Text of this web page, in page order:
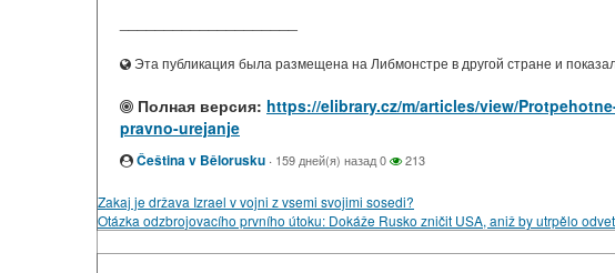
Эта публикация была размещена на Либмонстре в другой стране и
Полная версия: https://elibrary.cz/m/articles/view/
pravno-urejanje
Čeština v Bělorusku · 159 дней(я) назад0 213
Zakaj je država Izrael v vojni z vsemi svojimi sosedi?
Otázka odzbrojovacího prvního útoku: Dokáže Rusko zničit USA, aniž by utrpělo